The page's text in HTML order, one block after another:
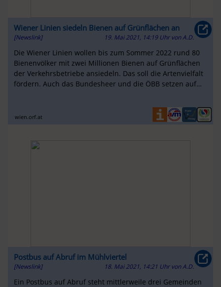
Wiener Linien siedeln Bienen auf Grünflächen an
[Newslink] 19. Mai 2021, 14:19 Uhr vonA.D.
Die Wiener Linien wollen bis zum Sommer 2022 rund 80
Bienenvölker mit zwei Millionen Bienen auf Grünflächen
der Verkehrsbetriebe ansiedeln. Das soll die Artenvielfalt
fördern. Auch das Bundesheer und die ÖBB setzen auf
wien.orf.at
Postbus auf Abruf im Mühlviertel
[Newslink] 18. Mai 2021, 14:21 Uhr vonA.D.
Ein Postbus auf Abruf steht mittlerweile drei Gemeinden